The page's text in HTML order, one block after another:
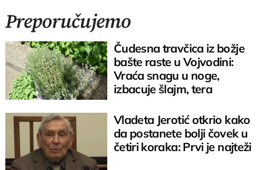
Preporučujemo
Čudesna travčica iz božje
bašte raste u Vojvodini:
Vraća snagu u noge,
izbacuje šlajm, tera
Vladeta Jerotić otkrio kako
da postanete bolji čovek u
četiri koraka: Prvi je najteži